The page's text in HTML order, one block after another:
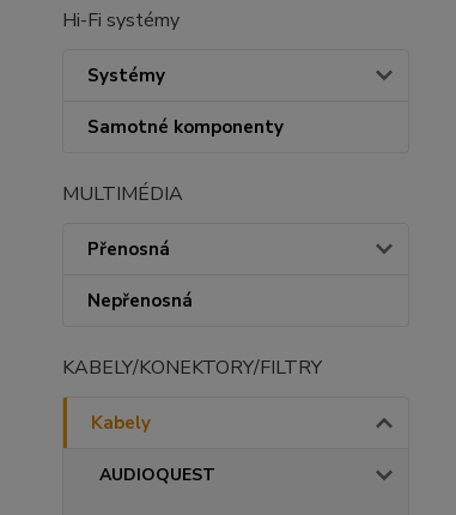
Hi-Fi systémy
Systémy
Samotné komponenty
MULTIMÉDIA
Přenosná
Nepřenosná
KABELY/KONEKTORY/FILTRY
Kabely
AUDIOQUEST